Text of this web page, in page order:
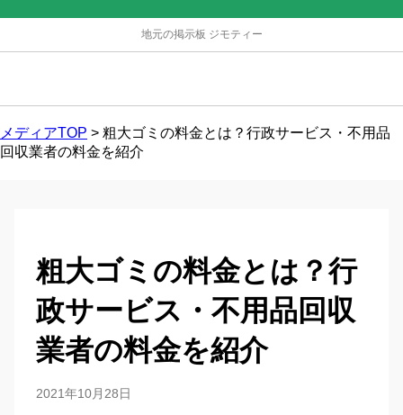
地元の掲示板 ジモティー
メディアTOP > 粗大ゴミの料金とは？行政サービス・不用品
回収業者の料金を紹介
粗大ゴミの料金とは？行
政サービス・不用品回収
業者の料金を紹介
2021年10月28日